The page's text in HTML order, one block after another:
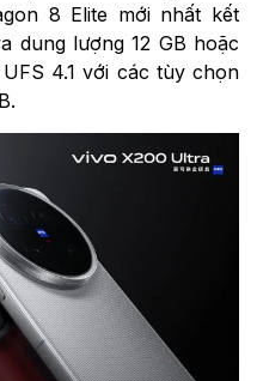
8 Elite mới nhất kết
dung lượng 12 GB hoặc
4.1 với các tùy chọn